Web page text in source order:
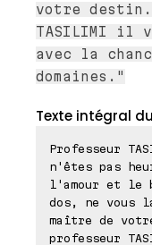
votre destin.
TASILIMI il
avec la
domaines."
Texte intégral
Professeur
n'êtes pas
l'amour et le
dos, ne vous
maître de
professeur